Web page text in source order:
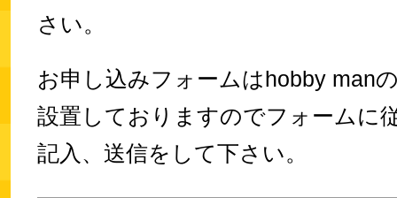
さい。
お申し込みフォームはhobby man
設置しておりますのでフォームに
記入、送信をして下さい。